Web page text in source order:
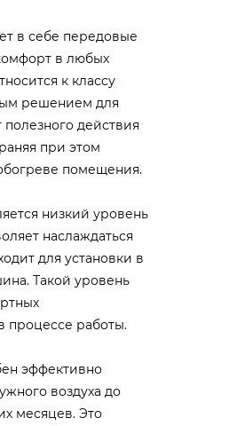
в себе передовые
в любых
к классу
решением для
действия
при этом
помещения.
низкий уровень
наслаждаться
для установки в
Такой уровень
процессе работы.
эффективно
воздуха до
месяцев. Это